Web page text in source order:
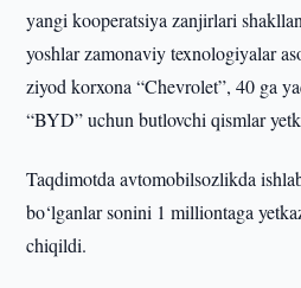
yangi kooperatsiya zanjirlari
yoshlar zamonaviy texnologiyalar
ziyod korxona “Chevrolet”, 40 ga
“BYD” uchun butlovchi qismlar
Taqdimotda avtomobilsozlikda
bo‘lganlar sonini 1 milliontaga
chiqildi.